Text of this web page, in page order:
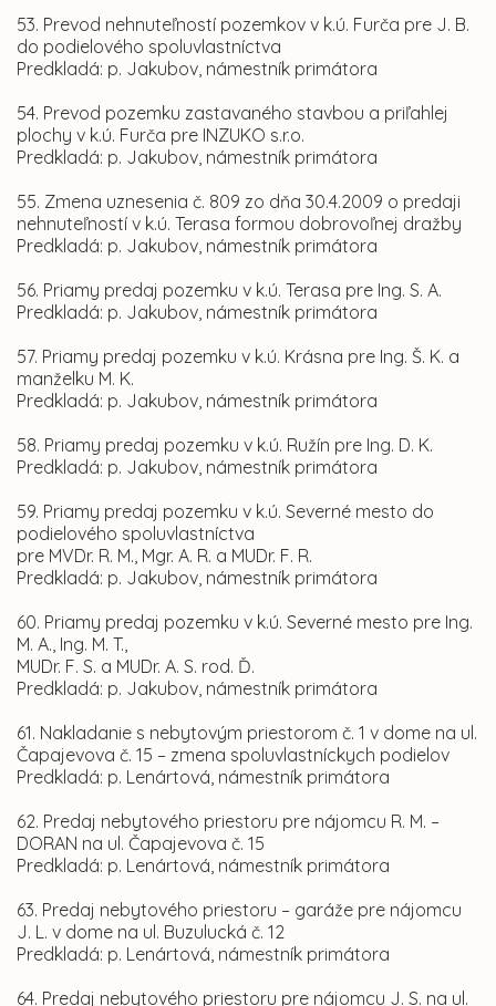
53. Prevod nehnuteľností pozemkov v k.ú. Furča pre J. B.
do podielového spoluvlastníctva
Predkladá: p. Jakubov, námestník primátora
54. Prevod pozemku zastavaného stavbou a priľahlej
plochy v k.ú. Furča pre INZUKO s.r.o.
Predkladá: p. Jakubov, námestník primátora
55. Zmena uznesenia č. 809 zo dňa 30.4.2009 o predaji
nehnuteľností v k.ú. Terasa formou dobrovoľnej dražby
Predkladá: p. Jakubov, námestník primátora
56. Priamy predaj pozemku v k.ú. Terasa pre Ing. S. A.
Predkladá: p. Jakubov, námestník primátora
57. Priamy predaj pozemku v k.ú. Krásna pre Ing. Š. K. a
manželku M. K.
Predkladá: p. Jakubov, námestník primátora
58. Priamy predaj pozemku v k.ú. Ružín pre Ing. D. K.
Predkladá: p. Jakubov, námestník primátora
59. Priamy predaj pozemku v k.ú. Severné mesto do
podielového spoluvlastníctva
pre MVDr. R. M., Mgr. A. R. a MUDr. F. R.
Predkladá: p. Jakubov, námestník primátora
60. Priamy predaj pozemku v k.ú. Severné mesto pre Ing.
M. A., Ing. M. T.,
MUDr. F. S. a MUDr. A. S. rod. Ď.
Predkladá: p. Jakubov, námestník primátora
61. Nakladanie s nebytovým priestorom č. 1 v dome na ul.
Čapajevova č. 15 – zmena spoluvlastníckych podielov
Predkladá: p. Lenártová, námestník primátora
62. Predaj nebytového priestoru pre nájomcu R. M. –
DORAN na ul. Čapajevova č. 15
Predkladá: p. Lenártová, námestník primátora
63. Predaj nebytového priestoru – garáže pre nájomcu
J. L. v dome na ul. Buzulucká č. 12
Predkladá: p. Lenártová, námestník primátora
64. Predaj nebytového priestoru pre nájomcu J. S. na ul.